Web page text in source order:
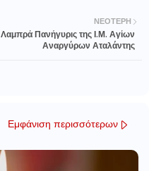
ΝΕΌΤΕΡΗ
Λαμπρά Πανήγυρις της Ι.Μ. Αγίων
Αναργύρων Αταλάντης
Εμφάνιση περισσότερων